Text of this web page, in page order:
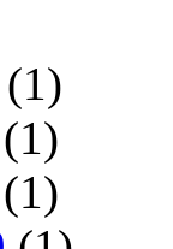
(1)
(1)
(1)